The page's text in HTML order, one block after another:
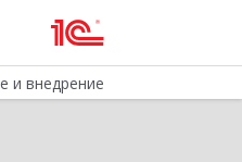
и внедрение